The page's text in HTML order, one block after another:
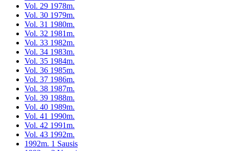
Vol. 29 1978m.
Vol. 30 1979m.
Vol. 31 1980m.
Vol. 32 1981m.
Vol. 33 1982m.
Vol. 34 1983m.
Vol. 35 1984m.
Vol. 36 1985m.
Vol. 37 1986m.
Vol. 38 1987m.
Vol. 39 1988m.
Vol. 40 1989m.
Vol. 41 1990m.
Vol. 42 1991m.
Vol. 43 1992m.
1992m. 1 Sausis